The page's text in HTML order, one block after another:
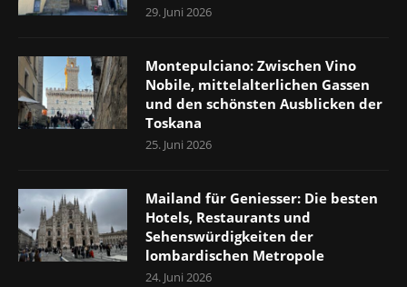
29. Juni 2026
Montepulciano: Zwischen Vino
Nobile, mittelalterlichen Gassen
und den schönsten Ausblicken der
Toskana
25. Juni 2026
Mailand für Geniesser: Die besten
Hotels, Restaurants und
Sehenswürdigkeiten der
lombardischen Metropole
24. Juni 2026